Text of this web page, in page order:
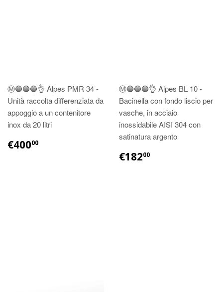
Ⓜ️🔵🔵🔵👌 Alpes PMR 34 -
Unità raccolta differenziata da
appoggio a un contenitore
inox da 20 litri
€40000
Ⓜ️🔵🔵🔵👌 Alpes BL 10 -
Bacinella con fondo liscio per
vasche, in acciaio
inossidabile AISI 304 con
satinatura argento
€18200